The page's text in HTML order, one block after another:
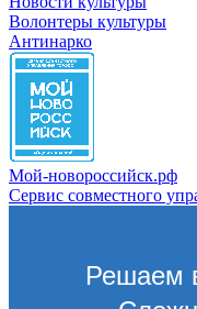
Волонтеры культуры
Антинарко
Мой-новороссийск.рф
Сервис совместного
Решаем